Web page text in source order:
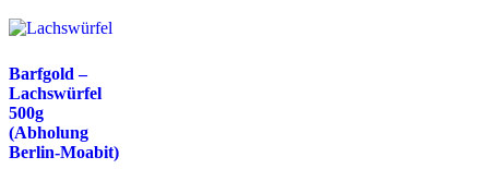
Barfgold –
Lachswürfel
500g
(Abholung
Berlin-Moabit)